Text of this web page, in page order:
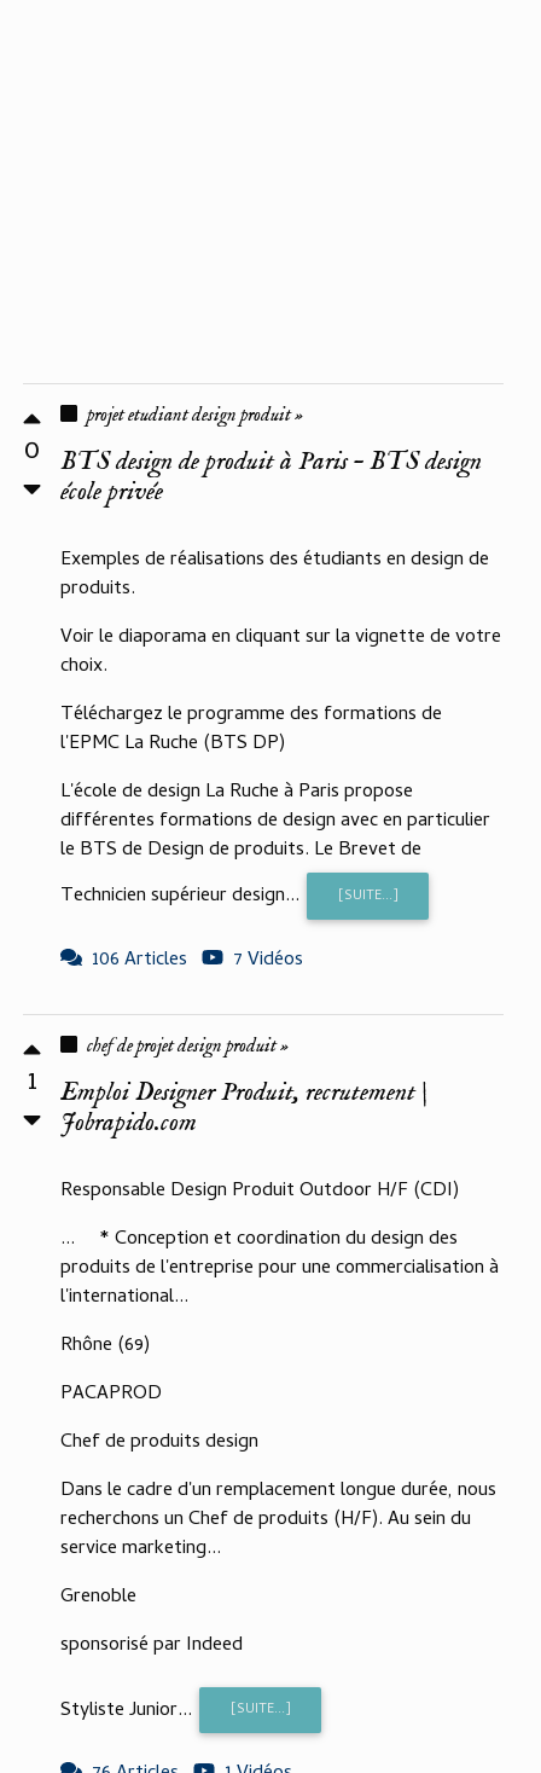
0
projet etudiant design produit »
BTS design de produit à Paris – BTS design
école privée
Exemples de réalisations des étudiants en design de
produits.
Voir le diaporama en cliquant sur la vignette de votre
choix.
Téléchargez le programme des formations de
l'EPMC La Ruche (BTS DP)
L'école de design La Ruche à Paris propose
différentes formations de design avec en particulier
le BTS de Design de produits. Le Brevet de
Technicien supérieur design...
[SUITE...]
106 Articles 7 Vidéos
1
chef de projet design produit »
Emploi Designer Produit, recrutement |
Jobrapido.com
Responsable Design Produit Outdoor H/F (CDI)
... * Conception et coordination du design des
produits de l'entreprise pour une commercialisation à
l'international...
Rhône (69)
PACAPROD
Chef de produits design
Dans le cadre d'un remplacement longue durée, nous
recherchons un Chef de produits (H/F). Au sein du
service marketing...
Grenoble
sponsorisé par Indeed
Styliste Junior... [SUITE...]